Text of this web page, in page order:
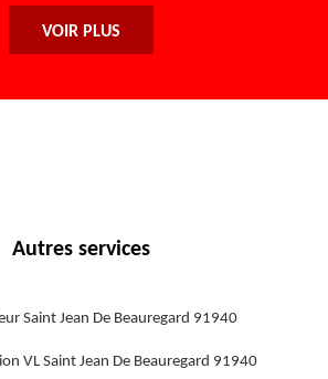
VOIR PLUS
Autres services
Saint Jean De Beauregard 91940
VL Saint Jean De Beauregard 91940